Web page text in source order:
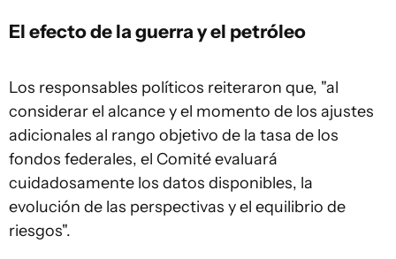
El efecto de la guerra y el petróleo
Los responsables políticos reiteraron que, "al
considerar el alcance y el momento de los ajustes
adicionales al rango objetivo de la tasa de los
fondos federales, el Comité evaluará
cuidadosamente los datos disponibles, la
evolución de las perspectivas y el equilibrio de
riesgos".